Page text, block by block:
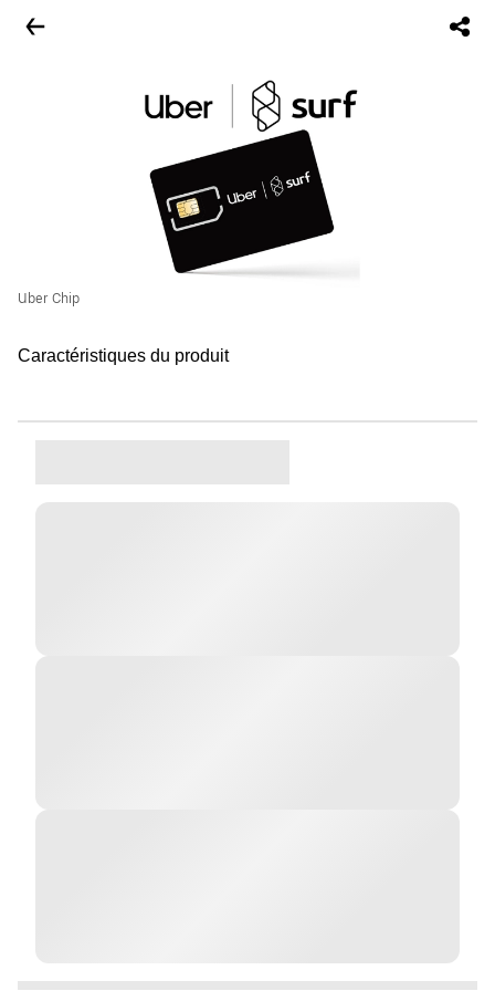
Uber Chip
Caractéristiques du produit